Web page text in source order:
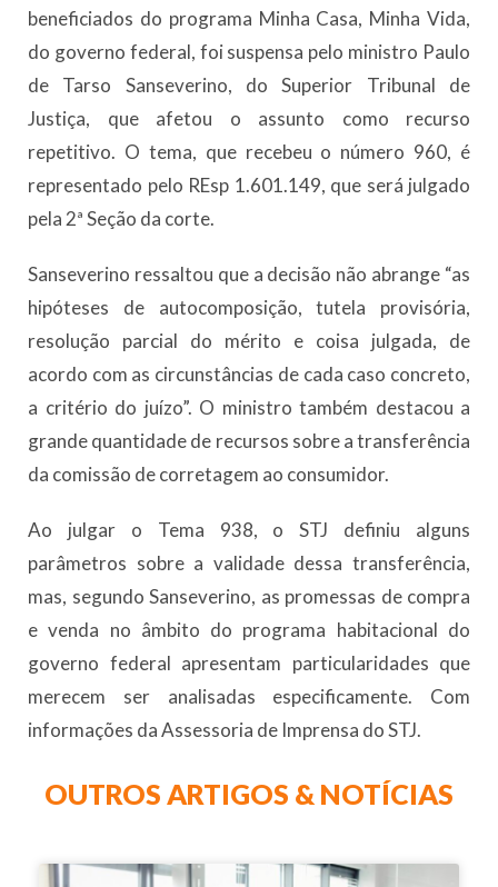
beneficiados do programa Minha Casa, Minha Vida,
do governo federal, foi suspensa pelo ministro Paulo
de Tarso Sanseverino, do Superior Tribunal de
Justiça, que afetou o assunto como recurso
repetitivo. O tema, que recebeu o número 960, é
representado pelo REsp 1.601.149, que será julgado
pela 2ª Seção da corte.
Sanseverino ressaltou que a decisão não abrange “as
hipóteses de autocomposição, tutela provisória,
resolução parcial do mérito e coisa julgada, de
acordo com as circunstâncias de cada caso concreto,
a critério do juízo”. O ministro também destacou a
grande quantidade de recursos sobre a transferência
da comissão de corretagem ao consumidor.
Ao julgar o Tema 938, o STJ definiu alguns
parâmetros sobre a validade dessa transferência,
mas, segundo Sanseverino, as promessas de compra
e venda no âmbito do programa habitacional do
governo federal apresentam particularidades que
merecem ser analisadas especificamente. Com
informações da Assessoria de Imprensa do STJ.
OUTROS ARTIGOS & NOTÍCIAS